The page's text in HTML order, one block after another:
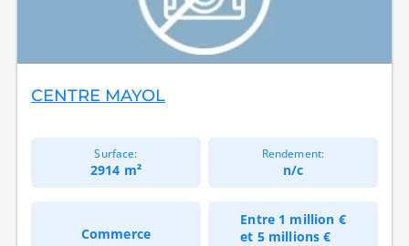
CENTRE MAYOL
Surface:
2914 m²
Rendement:
n/c
Commerce
Entre 1 million €
et 5 millions €